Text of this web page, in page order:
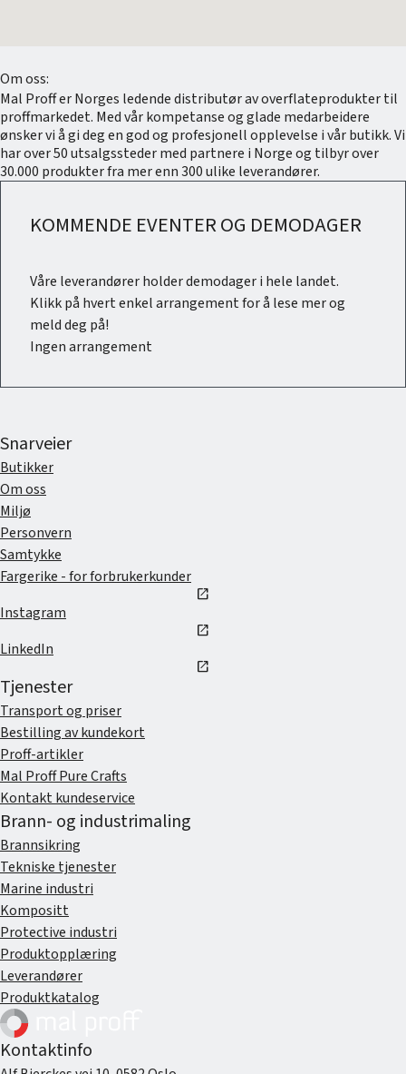
Om oss:
Mal Proff er Norges ledende distributør av overflateprodukter til
proffmarkedet. Med vår kompetanse og glade medarbeidere
ønsker vi å gi deg en god og profesjonell opplevelse i vår butikk. Vi
har over 50 utsalgssteder med partnere i Norge og tilbyr over
30.000 produkter fra mer enn 300 ulike leverandører.
KOMMENDE EVENTER OG DEMODAGER
Våre leverandører holder demodager i hele landet.
Klikk på hvert enkel arrangement for å lese mer og
meld deg på!
Ingen arrangement
Snarveier
Butikker
Om oss
Miljø
Personvern
Samtykke
Fargerike - for forbrukerkunder
open_in_new
Instagram
open_in_new
LinkedIn
open_in_new
Tjenester
Transport og priser
Bestilling av kundekort
Proff-artikler
Mal Proff Pure Crafts
Kontakt kundeservice
Brann- og industrimaling
Brannsikring
Tekniske tjenester
Marine industri
Kompositt
Protective industri
Produktopplæring
Leverandører
Produktkatalog
Kontaktinfo